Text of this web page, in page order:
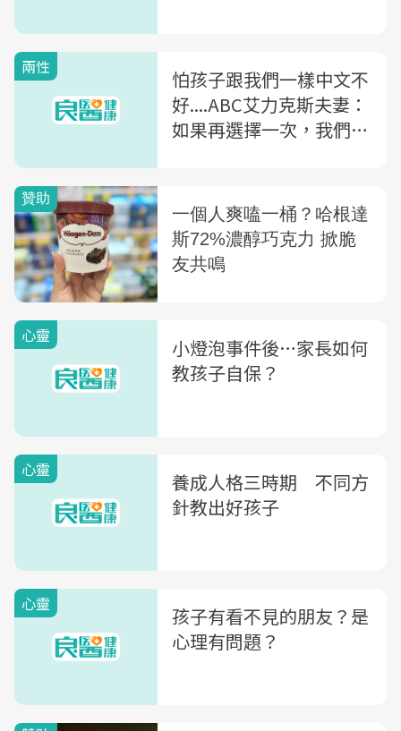
兩性
怕孩子跟我們一樣中文不
好....ABC艾力克斯夫妻：
如果再選擇一次，我們會
心靈
小燈泡事件後…家長如何
教孩子自保？
心靈
養成人格三時期 不同方
針教出好孩子
心靈
孩子有看不見的朋友？是
心理有問題？